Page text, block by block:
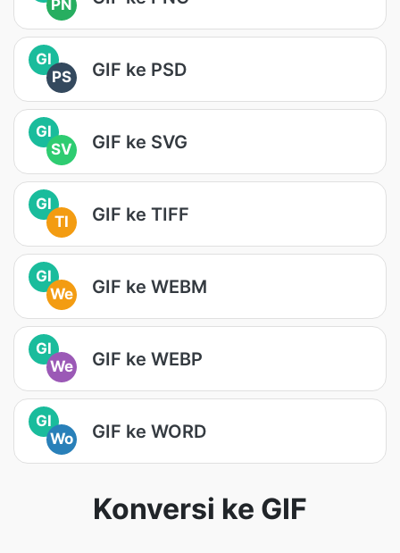
PN
GI
PS
GIF ke PSD
GI
SV
GIF ke SVG
GI
TI
GIF ke TIFF
GI
We
GIF ke WEBM
GI
We
GIF ke WEBP
GI
Wo
GIF ke WORD
Konversi ke GIF